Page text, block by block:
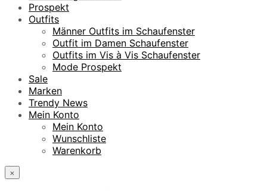
Prospekt
Outfits
Männer Outfits im Schaufenster
Outfit im Damen Schaufenster
Outfits im Vis à Vis Schaufenster
Mode Prospekt
Sale
Marken
Trendy News
Mein Konto
Mein Konto
Wunschliste
Warenkorb
×